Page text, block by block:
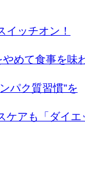
イッチオン！
やめて食事を味
パク質習慣”を
ケアも「ダイエ